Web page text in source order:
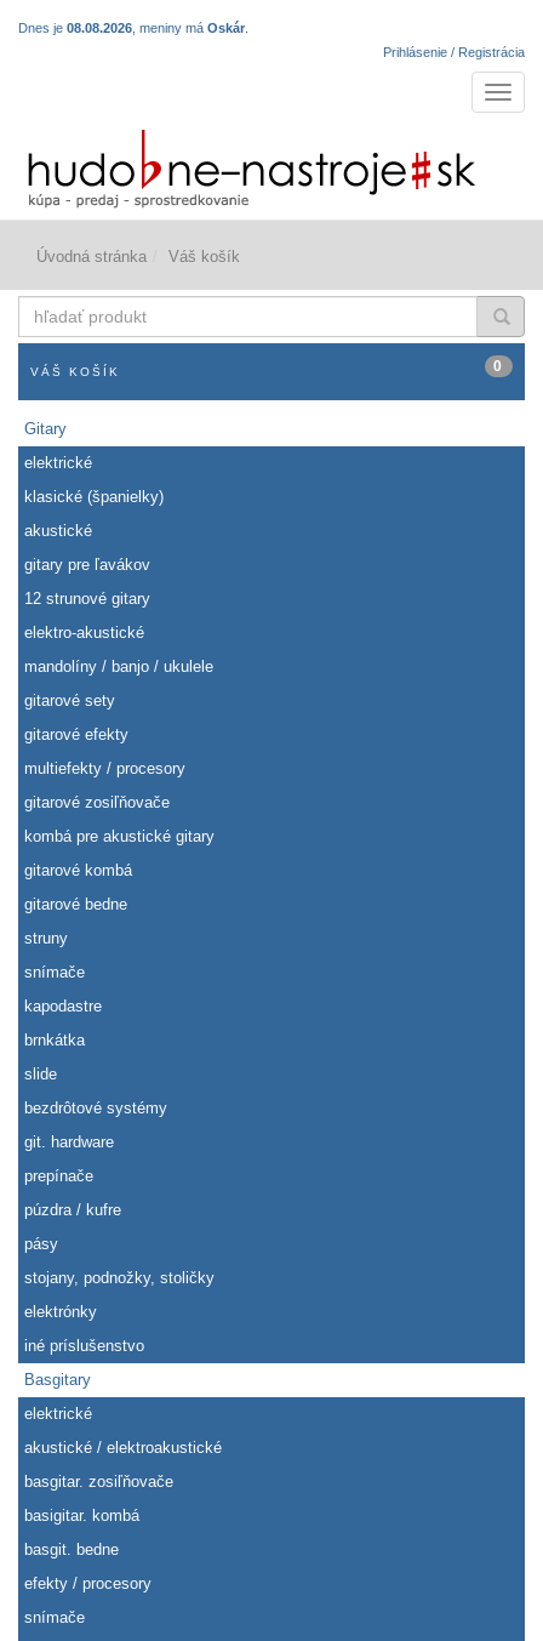
Dnes je 08.08.2026 , meniny má Oskár
Prihlásenie / Registrácia
Úvodná stránka Váš košík
produkt
VÁŠ KOŠÍK 0
Gitary
elektrické
klasické (španielky)
akustické
gitary pre ľavákov
12 strunové gitary
elektro-akustické
mandolíny / banjo / ukulele
gitarové sety
gitarové efekty
multiefekty / procesory
gitarové zosiľňovače
kombá pre akustické gitary
gitarové kombá
gitarové bedne
struny
snímače
kapodastre
brnkátka
slide
bezdrôtové systémy
git. hardware
prepínače
púzdra / kufre
pásy
stojany, podnožky, stoličky
elektrónky
iné príslušenstvo
Basgitary
elektrické
akustické / elektroakustické
basgitar. zosiľňovače
basigitar. kombá
basgit. bedne
efekty / procesory
snímače